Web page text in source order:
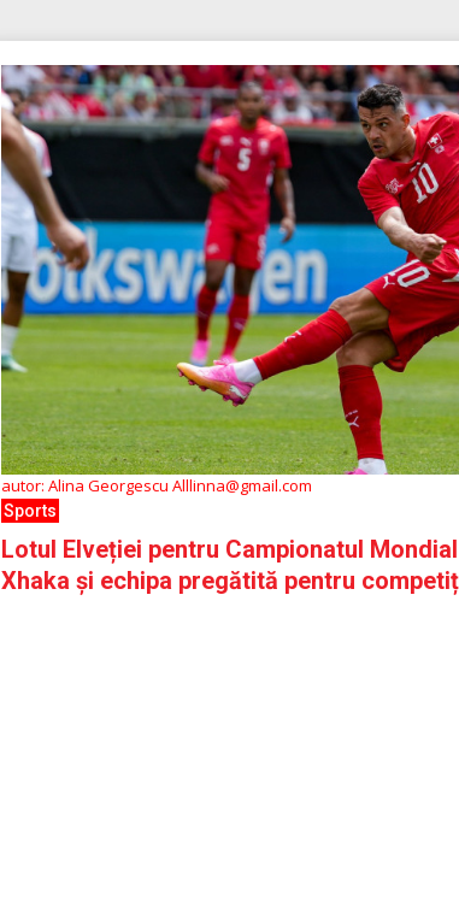
autor: Alina Georgescu Alllinna@gmail.com
Sports
Lotul Elveției pentru Campionatul
Xhaka și echipa pregătită pentru